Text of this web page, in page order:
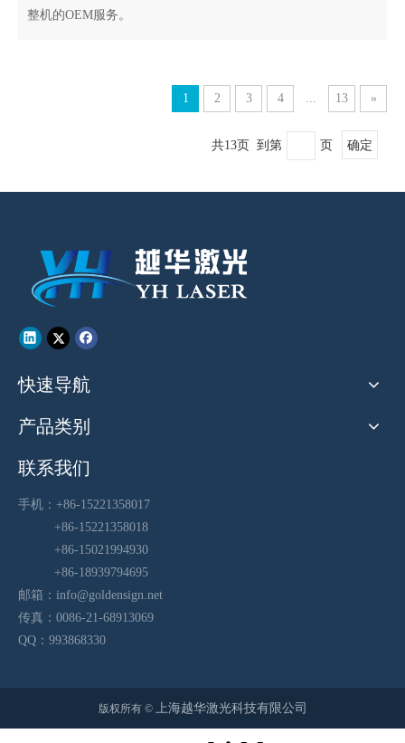
整机的OEM服务。
1 2 3 4 ... 13 »
共13页 到第 页 确定
快速导航
产品类别
联系我们
手机：+86-15221358017
+86-15221358018
+86-15021994930
+86-18939794695
邮箱： info@goldensign.net
传真：0086-21-68913069
QQ：993868330
版权所有 © 上海越华激光科技有限公司